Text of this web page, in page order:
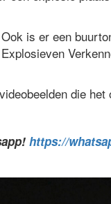
is er een
die
https://